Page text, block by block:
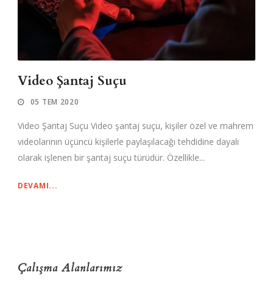
Video Şantaj Suçu
05 TEM 2020
Video Şantaj Suçu Video şantaj suçu, kişiler özel ve mahrem
videolarının üçüncü kişilerle paylaşılacağı tehdidine dayalı
olarak işlenen bir şantaj suçu türüdür. Özellikle...
DEVAMI...
Çalışma Alanlarımız